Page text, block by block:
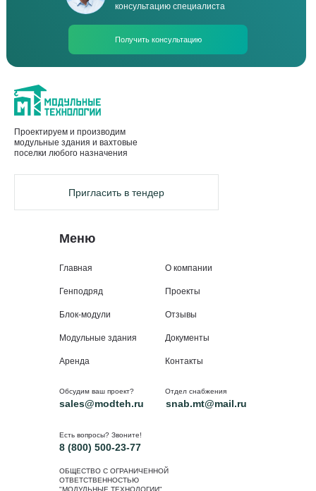
консультацию специалиста
Получить консультацию
Проектируем и производим
модульные здания и вахтовые
поселки любого назначения
Пригласить в тендер
Есть вопросы? Звоните!
8 (800) 500-23-77
Меню
Главная
Отдел снабжения
snab.mt@mail.ru
sales@modteh.ru
Обсудим ваш проект?
ОБЩЕСТВО С ОГРАНИЧЕННОЙ
ОТВЕТСТВЕННОСТЬЮ
"МОДУЛЬНЫЕ ТЕХНОЛОГИИ"
Генподряд
Модульные здания
Блок-модули
О компании
Проекты
Отзывы
Документы
Контакты
Аренда